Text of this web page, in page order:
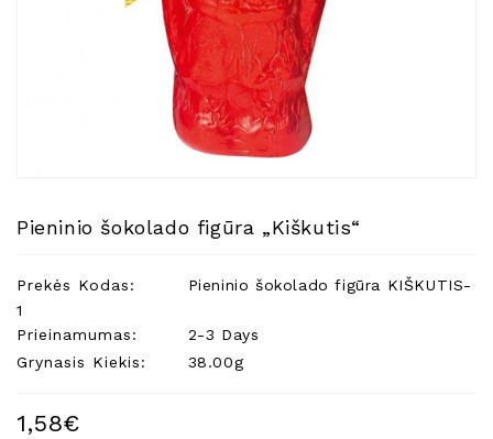
Higienos
Priemonės
Pieninio šokolado figūra „Kiškutis“
Prekės Kodas:
Pieninio šokolado figūra KIŠKUTIS-
1
Prieinamumas:
2-3 Days
Grynasis Kiekis:
38.00g
1,58€